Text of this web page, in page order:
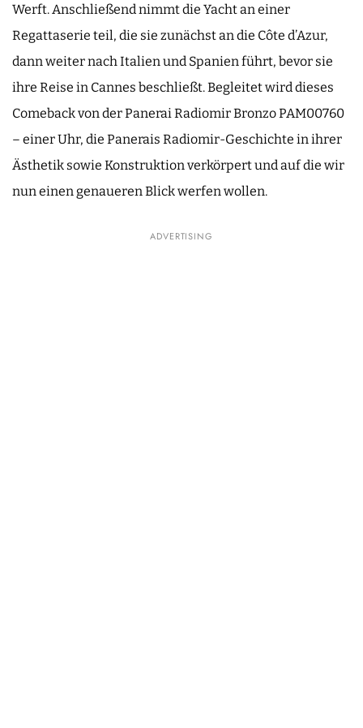
Werft. Anschließend nimmt die Yacht an einer
Regattaserie teil, die sie zunächst an die Côte d’Azur,
dann weiter nach Italien und Spanien führt, bevor sie
ihre Reise in Cannes beschließt. Begleitet wird dieses
Comeback von der Panerai Radiomir Bronzo PAM00760
– einer Uhr, die Panerais Radiomir-Geschichte in ihrer
Ästhetik sowie Konstruktion verkörpert und auf die wir
nun einen genaueren Blick werfen wollen.
ADVERTISING